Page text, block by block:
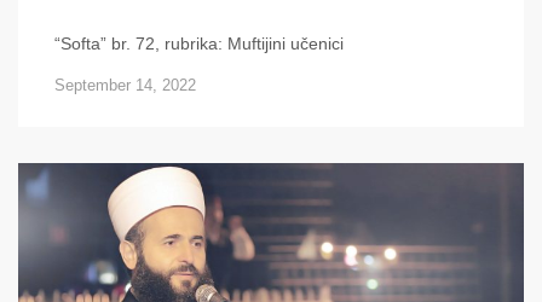
“Softa” br. 72, rubrika: Muftijini učenici
September 14, 2022